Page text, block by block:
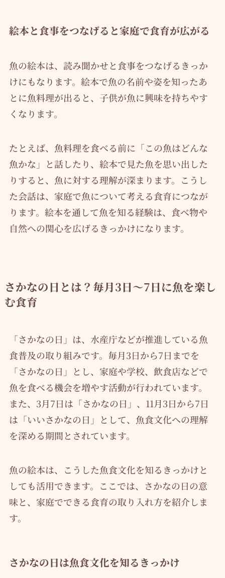
絵本と食事をつなげると家庭で食育が広がる
魚の絵本は、読み聞かせと食事をつなげるきっか
けにもなります。絵本で魚の名前や姿を知ったあ
とに魚料理が出ると、子供が魚に興味を持ちやす
くなります。
たとえば、魚料理を食べる前に「この魚はどんな
魚かな」と話したり、絵本で見た魚を思い出した
りすると、魚に対する理解が深まります。こうし
た会話は、家庭で魚について考える食育につなが
ります。絵本を通して魚を知る経験は、食べ物や
自然への関心を広げるきっかけになります。
さかなの日とは？毎月3日〜7日に魚を楽し
む食育
「さかなの日」は、水産庁などが推進している魚
食普及の取り組みです。毎月3日から7日までを
「さかなの日」とし、家庭や学校、飲食店などで
魚を食べる機会を増やす活動が行われています。
また、3月7日は「さかなの日」、11月3日から7日
は「いいさかなの日」として、魚食文化への理解
を深める期間とされています。
魚の絵本は、こうした魚食文化を知るきっかけと
しても活用できます。ここでは、さかなの日の意
味と、家庭でできる食育の取り入れ方を紹介しま
す。
さかなの日は魚食文化を知るきっかけ